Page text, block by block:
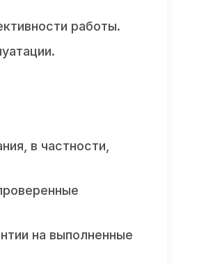
работы.
в частности,
на выполненные